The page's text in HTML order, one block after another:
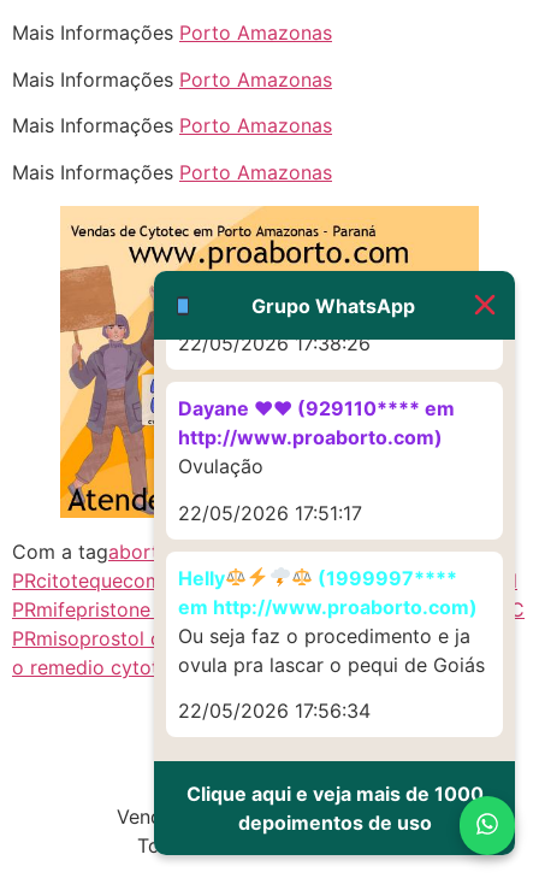
Mais Informações Porto Amazonas
Mais Informações Porto Amazonas
Mais Informações Porto Amazonas
Mais Informações Porto Amazonas
Com a tagabort1vo PRAbortivoc1t0tecchá de canela
PRcitotequecomo fazer um abortoCytotec Misoprostol
PRmifepristone PRmisoprostolMISOPROSTOL CYTOTEC
PRmisoprostol originalmisoprostol preçoonde comprar
o remedio cytotecremedio abortivo
Vendas de Cytotec e Misoprostol
Todos os direitos reservados
Grupo WhatsApp
(879121**** em
http://www.proaborto.com)
mesmo
22/05/2026 17:19:47
G (1199866**** em
http://www.proaborto.com)
Muito obrigadaaaaa
22/05/2026 17:38:26
Dayane ♥️♥️ (929110**** em
http://www.proaborto.com)
Ovulação
22/05/2026 17:51:17
Helly
(1999997****
em http://www.proaborto.com)
Ou seja faz o procedimento e ja
ovula pra lascar o pequi de Goiás
22/05/2026 17:56:34
Clique aqui e veja mais de 1000
depoimentos de uso